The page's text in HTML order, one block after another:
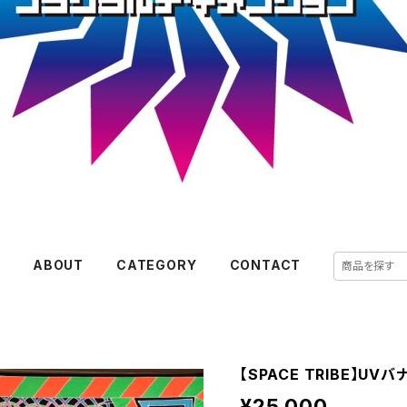
ABOUT CATEGORY CONTACT
【SPACE TRIBE】UV